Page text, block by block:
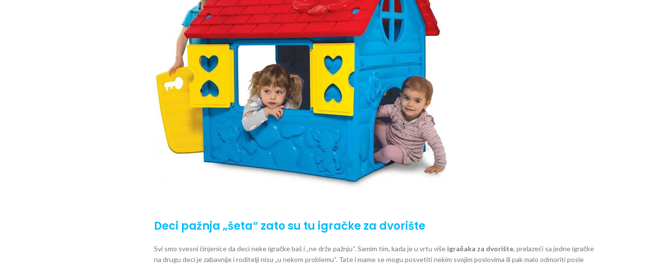
Deci pažnja „šeta“ zato su tu igračke za dvorište
Svi smo svesni činjenice da deci neke igračke baš i „ne drže pažnju“. Samim tim, kada je u vrtu više igračaka za dvorište, prelazeći sa jedne igračke
na drugu deci je zabavnije i roditelji nisu „u nekom problemu“. Tate i mame se mogu posvetiti nekim svojim poslovima ili pak malo odmoriti posle